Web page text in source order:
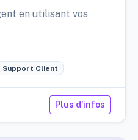
en utilisant vos
Support Client
Plus d'infos